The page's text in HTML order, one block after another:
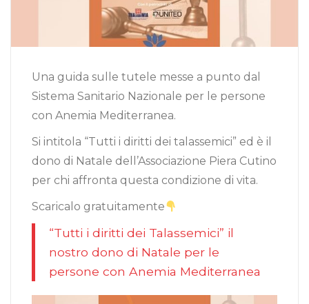
Una guida sulle tutele messe a punto dal
Sistema Sanitario Nazionale per le persone
con Anemia Mediterranea.
Si intitola “Tutti i diritti dei talassemici” ed è il
dono di Natale dell’Associazione Piera Cutino
per chi affronta questa condizione di vita.
Scaricalo gratuitamente
“Tutti i diritti dei Talassemici” il
nostro dono di Natale per le
persone con Anemia Mediterranea